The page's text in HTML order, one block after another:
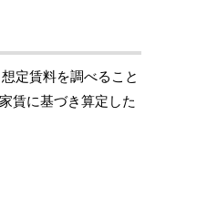
定賃料を調べること
賃に基づき算定した